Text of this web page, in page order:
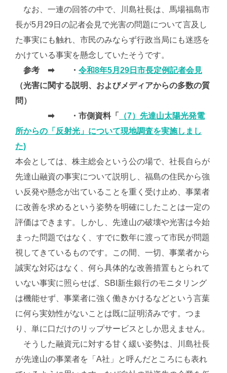
なお、一連の回答の中で、川島社長は、馬場福島市
長が5月29日の記者会見で光害の問題について言及し
た事実にも触れ、市民のみならず行政当局にも迷惑を
かけている事実を懸念していたそうです。
参考 ➡ ・ 令和8年5月29日市長定例記者会見
（光害に関する説明、およびメディアからの多数の質
問）
➡ ・市側資料「
（7）先達山太陽光発電
所からの「反射光」について現地調査を実施しまし
た)
本会としては、株主総会という公の場で、社長自らが
先達山融資の事実について説明し、福島の住民から強
い反発や懸念が出ていることを重く受け止め、事業者
に改善を求めるという姿勢を明確にしたことは一定の
評価はできます。しかし、先達山の破壊や光害は今始
まった問題ではなく、すでに数年に渡って市民が問題
視してきているものです。この間、一切、事業者から
誠実な対応はなく、何ら具体的な改善措置もとられて
いない事実に照らせば、SBI新生銀行のモニタリング
は機能せず、事業者に強く働きかけるなどという言葉
に何ら実効性がないことは既に証明済みです。つま
り、単に口だけのリップサービスとしか思えません。
そうした融資元に対する甘く緩い姿勢は、川島社長
が先達山の事業者を「A社」と呼んだところにも表れ